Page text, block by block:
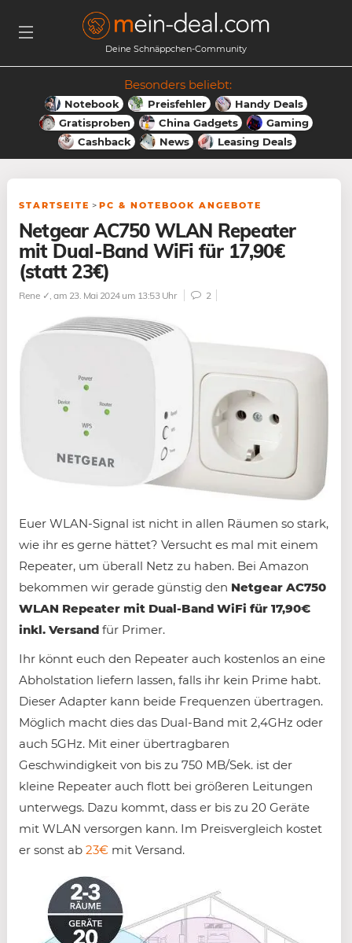
Deine Schnäppchen-Community
Besonders beliebt:
Notebook Preisfehler
Handy Deals
Gratisproben
China Gadgets
Gaming
Cashback
News Leasing Deals
STARTSEITE > PC & NOTEBOOK ANGEBOTE
Netgear AC750 WLAN Repeater
mit Dual-Band WiFi für 17,90€
(statt 23€)
Rene ✓, am 23. Mai 2024 um 13:53 Uhr 2
Euer WLAN-Signal ist nicht in allen Räumen so stark,
wie ihr es gerne hättet? Versucht es mal mit einem
Repeater, um überall Netz zu haben. Bei Amazon
bekommen wir gerade günstig den Netgear AC750
WLAN Repeater mit Dual-Band WiFi für 17,90€
inkl. Versand für Primer.
Ihr könnt euch den Repeater auch kostenlos an eine
Abholstation liefern lassen, falls ihr kein Prime habt.
Dieser Adapter kann beide Frequenzen übertragen.
Möglich macht dies das Dual-Band mit 2,4GHz oder
auch 5GHz. Mit einer übertragbaren
Geschwindigkeit von bis zu 750 MB/Sek. ist der
kleine Repeater auch flott bei größeren Leitungen
unterwegs. Dazu kommt, dass er bis zu 20 Geräte
mit WLAN versorgen kann. Im Preisvergleich kostet
er sonst ab 23€ mit Versand.